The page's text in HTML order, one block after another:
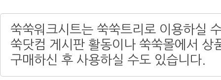
쑥쑥워크시트는 쑥쑥트리로 이용하실
쑥닷컴 게시판 활동이나 쑥쑥몰에서 상
구매하신 후 사용하실 수도 있습니다.